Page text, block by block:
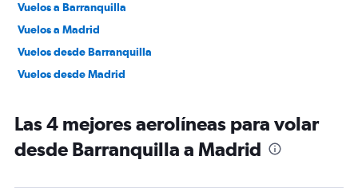
Vuelos a Barranquilla
Vuelos a Madrid
Vuelos desde Barranquilla
Vuelos desde Madrid
Las 4 mejores aerolíneas para volar
desde Barranquilla a Madrid